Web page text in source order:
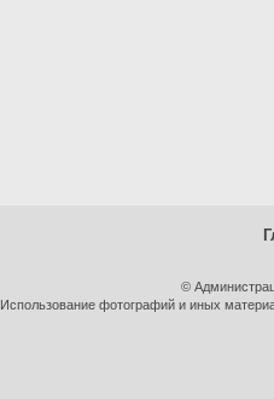
©
Использование фотографий и иных